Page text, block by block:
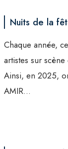
Nuits de la
Chaque année,
artistes sur
Ainsi, en 2025,
AMIR…